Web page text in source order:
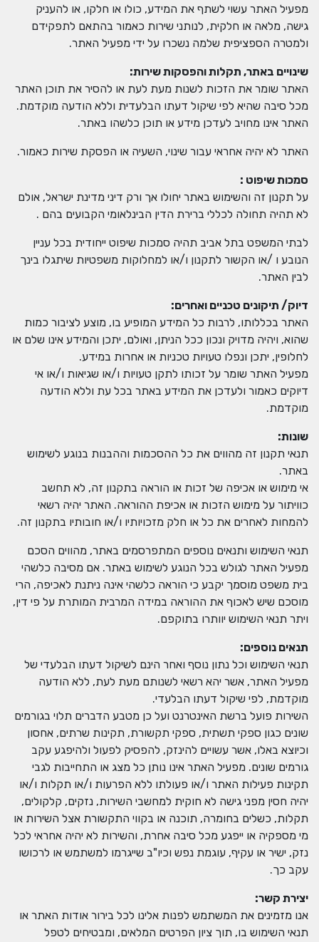
מפעיל האתר עשוי לשתף את המידע, כולו או חלקו, או להעניק
גישה, מלאה או חלקית, לנותני שירות כאמור בהתאם לתפקידם
ולמטרה הספציפית שלמה נשכרו על ידי מפעיל האתר.
שינויים באתר, תקלות והפסקות שירות:
האתר שומר את הזכות לשנות מעת לעת או להסיר את תוכן האתר
מכל סיבה שהיא לפי שיקול דעתו הבלעדית וללא הודעה מוקדמת.
האתר אינו מחויב לעדכן מידע או תוכן כלשהו באתר.
האתר לא יהיה אחראי עבור שינוי, השעיה או הפסקת שירות כאמור.
סמכות שיפוט :
על תקנון זה והשימוש באתר יחולו אך ורק דיני מדינת ישראל, אולם
לא תהיה תחולה לכללי ברירת הדין הבינלאומי הקבועים בהם .
לבתי המשפט בתל אביב תהיה סמכות שיפוט ייחודית בכל עניין
הנובע ו /או הקשור לתקנון ו/או למחלוקות משפטיות שיתגלו בינך
לבין האתר.
דיוק/ תיקונים טכניים ואחרים:
האתר בכללותו, לרבות כל המידע המופיע בו, מוצע לציבור כמות
שהוא, ויהיה מדויק ונכון ככל הניתן, ואולם, יתכן והמידע אינו שלם או
לחלופין, יתכן ונפלו טעויות טכניות או אחרות במידע.
מפעיל האתר שומר על זכותו לתקן טעויות ו/או שגיאות ו/או אי
דיוקים כאמור ולעדכן את המידע באתר בכל עת וללא הודעה
מוקדמת.
שונות:
תנאי תקנון זה מהווים את כל ההסכמות וההבנות בנוגע לשימוש
באתר.
אי מימוש או אכיפה של זכות או הוראה בתקנון זה, לא תחשב
כוויתור על מימוש הזכות או אכיפת ההוראה. האתר יהיה רשאי
להמחות לאחרים את כל או חלק מזכויותיו ו/או חובותיו בתקנון זה.
תנאי השימוש ותנאים נוספים המתפרסמים באתר, מהווים הסכם
מפעיל האתר לגולש בכל הנוגע לשימוש באתר. אם מסיבה כלשהי
בית משפט מוסמך יקבע כי הוראה כלשהי אינה ניתנת לאכיפה, הרי
מוסכם שיש לאכוף את ההוראה במידה המרבית המותרת על פי דין,
ויתר תנאי השימוש יוותרו בתוקפם.
תנאים נוספים:
תנאי השימוש וכל נתון נוסף ואחר הינם לשיקול דעתו הבלעדי של
מפעיל האתר, אשר יהא רשאי לשנותם מעת לעת, ללא הודעה
מוקדמת, לפי שיקול דעתו הבלעדי.
השירות פועל ברשת האינטרנט ועל כן מטבע הדברים תלוי בגורמים
שונים כגון ספקי תשתית, ספקי תקשורת, תקינות שרתים, אחסון
וכיוצא באלו, אשר עשויים להינזק, להפסיק לפעול ולהיפגע עקב
גורמים שונים. מפעיל האתר אינו נותן כל מצג או התחייבות לגבי
תקינות פעילות האתר ו/או פעולתו ללא הפרעות ו/או תקלות ו/או
יהיה חסין מפני גישה לא חוקית למחשבי השירות, נזקים, קלקולים,
תקלות, כשלים בחומרה, תוכנה או בקווי התקשורת אצל השירות או
מי מספקיה או ייפגע מכל סיבה אחרת, והשירות לא יהיה אחראי לכל
נזק, ישיר או עקיף, עוגמת נפש וכיו"ב שייגרמו למשתמש או לרכושו
עקב כך.
יצירת קשר:
אנו מזמינים את המשתמש לפנות אלינו לכל בירור אודות האתר או
תנאי השימוש בו, תוך ציון הפרטים המלאים, ומבטיחים לטפל